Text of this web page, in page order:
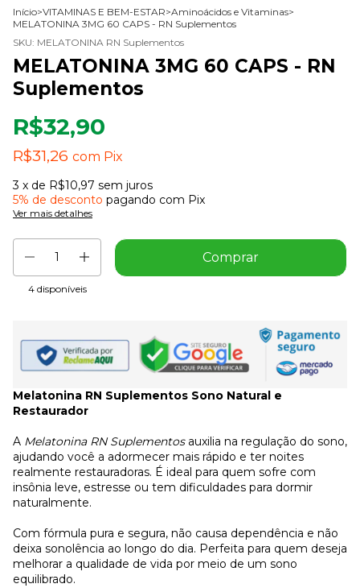
Início>VITAMINAS E BEM-ESTAR>Aminoácidos e Vitaminas>
MELATONINA 3MG 60 CAPS - RN Suplementos
SKU: MELATONINA RN Suplementos
MELATONINA 3MG 60 CAPS - RN
Suplementos
R$32,90
R$31,26 com Pix
3 x de R$10,97 sem juros
5% de desconto pagando com Pix
Ver mais detalhes
4 disponíveis
Melatonina RN Suplementos Sono Natural e
Restaurador
A Melatonina RN Suplementosauxilia na regulação do sono,
ajudando você a adormecer mais rápido e ter noites
realmente restauradoras. É ideal para quem sofre com
insônia leve, estresse ou tem dificuldades para dormir
naturalmente.
Com fórmula pura e segura, não causa dependência e não
deixa sonolência ao longo do dia. Perfeita para quem deseja
melhorar a qualidade de vida por meio de um sono
equilibrado.